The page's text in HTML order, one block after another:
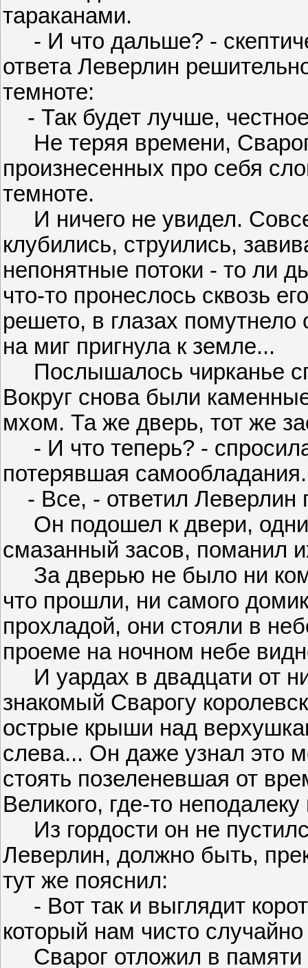
тараканами.
- И что дальше? -
ответа Леверлин
темноте:
- Так будет лучше,
Не теряя времени, Сварог
произнесенных про себя
темноте.
И ничего не увидел.
клубились, струились,
непонятные потоки - то ли
что-то пронеслось сквозь
решето, в глазах помутнело
на миг пригнула к земле...
Послышалось чирканье
Вокруг снова были
мхом. Та же дверь, тот же
- И что теперь? -
потерявшая самообладания.
- Все, - ответил Леверлин
Он подошел к двери,
смазанный засов, поманил
За дверью не было ни
что прошли, ни самого
прохладой, они стояли в
проеме на ночном небе
И уардах в двадцати от
знакомый Сварогу
острые крыши над
слева... Он даже узнал это
стоять позеленевшая от
Великого, где-то
Из гордости он не
Леверлин, должно быть,
тут же пояснил:
- Вот так и выглядит
который нам чисто
Сварог отложил в памяти